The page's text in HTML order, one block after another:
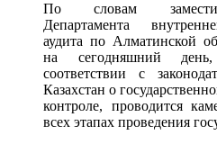
По словам
Департамента
аудита по Алматинской
на сегодняшний
соответствии с
Казахстан о
контроле, проводится
всех этапах проведения